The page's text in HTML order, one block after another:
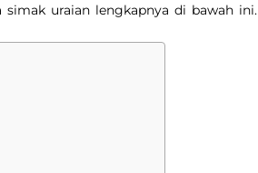
uraian lengkapnya di bawah ini.